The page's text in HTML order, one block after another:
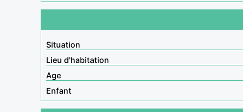
Situation
Lieu d'habitation
Age
Enfant